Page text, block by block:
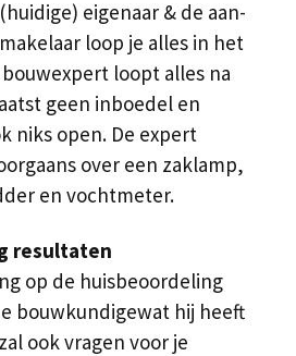
eigenaar & de aan-
loop je alles in het
bouwexpert loopt alles na
geen inboedel en
niks open. De expert
over een zaklamp,
en vochtmeter.
resultaten
op de huisbeoordeling
bouwkundigewat hij heeft
ook vragen voor je